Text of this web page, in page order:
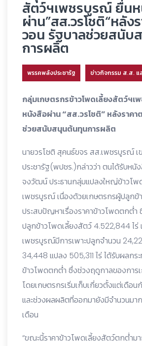
สัตว์ฯเพชรบูรณ์ ยื่น
ผ่าน”สส.วรโชติ“หลัง
วอน รัฐบาลช่วยสนับ
การผลิต
พรรคพลังประชารัฐ ข่าวกิจกรรม ส.ส. แ
กลุ่มเกษตรกรข้าวโพดเลี้ยงสัตว์ฯ
หนังสือผ่าน “สส.วรโชติ” หลังราคา
ช่วยสนับสนุนต้นทุนการผลิต
นายวรโชติ สุคนธ์ขจร สส.เพชรบูรณ์
ประชารัฐ(พปชร.)กล่าวว่า ตนได้รับหนั
จงวัฒน์ ประธานกลุ่มแปลงใหญ่ข้าวโพ
เพชรบูรณ์ เนื่องด้วยเกษตรกรผู้ปลูกข้
ประสบปัญหาเรื่องราคาข้าวโพดตกต่ำ
ปลูกข้าวโพดเลี้ยงสัตว์ 4.522,844 ไร่
เพชรบูรณ์มีการเพาะปลูกจำนวน
34,448 แปลง 505,311 ไร่ ได้รับผลกร
ข้าวโพดตกต่ำ ซึ่งช่วงฤดูกาลของการ
โดยเกษตรกรเริ่มเก็บเกี่ยวตั้งแต่เดือน
และช่วงผลผลิตที่ออกมายังมีจำนวนมาก
เดือน
“ขณะนี้ราคาข้าวโพดเลี้ยงสัตว์ตกต่ำม